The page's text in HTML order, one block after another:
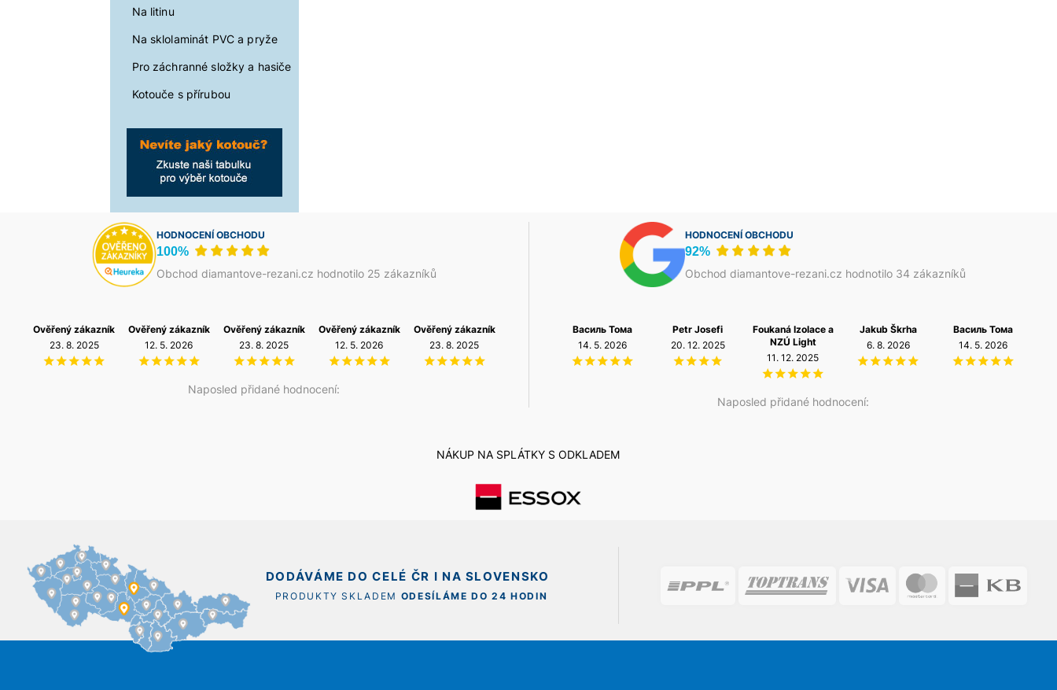
Na litinu
Na sklolaminát PVC a pryže
Pro záchranné složky a hasiče
Kotouče s přírubou
HODNOCENÍ OBCHODU
100%
Obchod diamantove-rezani.cz hodnotilo 25 zákazníků
Naposled přidané hodnocení:
Ověřený zákazník
Ověřený zákazník
23. 8. 2025
Ověřený zákazník
12. 5. 2026
Ověřený zákazník
23. 8. 2025
Ověřený zákazník
12. 5. 2026
Ověřený zákazník
23. 8. 2025
HODNOCENÍ OBCHODU
92%
Obchod diamantove-rezani.cz hodnotilo 34 zákazníků
Naposled přidané hodnocení:
Jakub Škrha
Василь Тома
14. 5. 2026
Petr Josefi
20. 12. 2025
Foukaná Izolace a
NZÚ Light
11. 12. 2025
Jakub Škrha
6. 8. 2026
Василь Тома
14. 5. 2026
Jakub Škrha
6. 8. 2026
Василь Тома
14. 5. 2026
Petr Josefi
20. 12. 2025
Foukaná Izolace a
NZÚ Light
11. 12. 2025
NÁKUP NA SPLÁTKY S ODKLADEM
DODÁVÁME DO CELÉ ČR I NA SLOVENSKO
PRODUKTY SKLADEM ODESÍLÁME DO 24 HODIN